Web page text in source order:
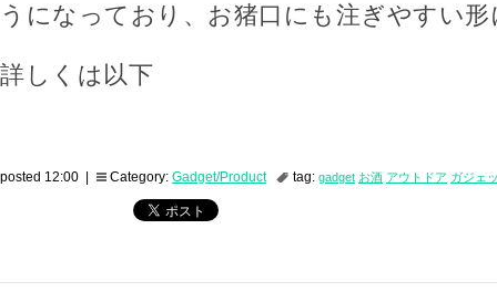
うになっており、お猪口にも注ぎやすい
詳しくは以下
posted 12:00 | Category: Gadget/Product tag: gadget お酒 アウトドア ガジェ